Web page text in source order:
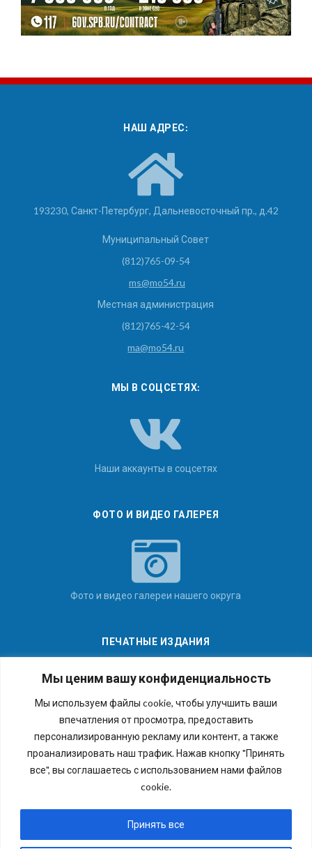
Мы ценим вашу конфиденциальность
Мы используем файлы cookie, чтобы улучшить ваши
впечатления от просмотра, предоставить
персонализированную рекламу или контент, а также
проанализировать наш трафик. Нажав кнопку "Принять
все", вы соглашаетесь с использованием нами файлов
cookie.
Принять все
НАШ АДРЕС:
193230, Санкт-Петербург, Дальневосточный пр., д.42
Муниципальный Совет
(812)765-09-54
ms@mo54.ru
Местная администрация
(812)765-42-54
ma@mo54.ru
МЫ В СОЦСЕТЯХ:
Наши аккаунты в соцсетях
ФОТО И ВИДЕО ГАЛЕРЕЯ
Фото и видео галереи нашего округа
ПЕЧАТНЫЕ ИЗДАНИЯ
Последние номера наших газет
Copyright © 2026 Внутригородское муниципальное
образование города федерального значения Санкт-
Петербурга муниципальный округ №54. Все права